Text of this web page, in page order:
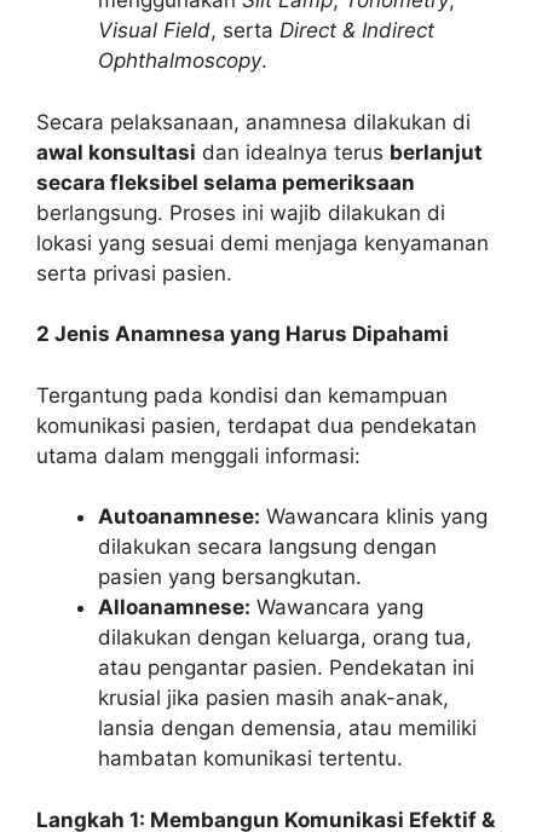
Visual Field, serta Direct & Indirect
Ophthalmoscopy.
Secara pelaksanaan, anamnesa dilakukan di
awal konsultasi dan idealnya terus berlanjut
secara fleksibel selama pemeriksaan
berlangsung. Proses ini wajib dilakukan di
lokasi yang sesuai demi menjaga kenyamanan
serta privasi pasien.
2 Jenis Anamnesa yang Harus Dipahami
Tergantung pada kondisi dan kemampuan
komunikasi pasien, terdapat dua pendekatan
utama dalam menggali informasi:
Autoanamnese: Wawancara klinis yang
dilakukan secara langsung dengan
pasien yang bersangkutan.
Alloanamnese: Wawancara yang
dilakukan dengan keluarga, orang tua,
atau pengantar pasien. Pendekatan ini
krusial jika pasien masih anak-anak,
lansia dengan demensia, atau memiliki
hambatan komunikasi tertentu.
Langkah 1: Membangun Komunikasi Efektif &